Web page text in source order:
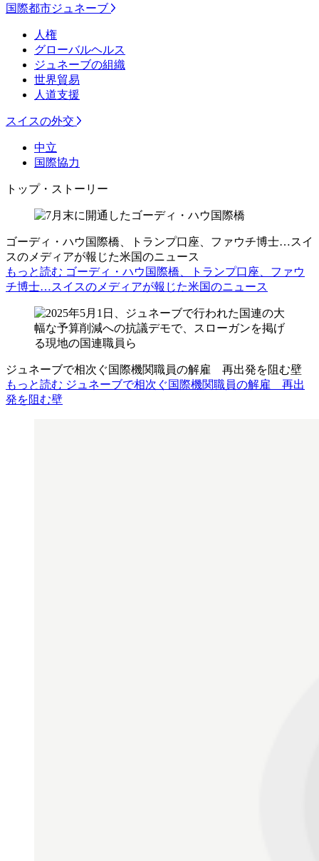
国際都市ジュネーブ
人権
グローバルヘルス
ジュネーブの組織
世界貿易
人道支援
スイスの外交
中立
国際協力
トップ・ストーリー
ゴーディ・ハウ国際橋、トランプ口座、ファウチ博士…スイ
スのメディアが報じた米国のニュース
もっと読む ゴーディ・ハウ国際橋、トランプ口座、ファウ
チ博士…スイスのメディアが報じた米国のニュース
ジュネーブで相次ぐ国際機関職員の解雇 再出発を阻む壁
もっと読む ジュネーブで相次ぐ国際機関職員の解雇 再出
発を阻む壁